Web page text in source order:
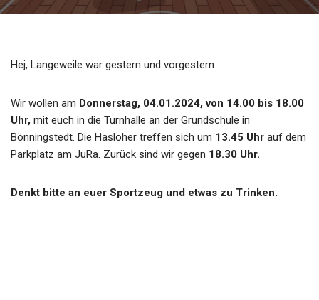
Hej, Langeweile war gestern und vorgestern.
Wir wollen am Donnerstag, 04.01.2024, von 14.00 bis 18.00
Uhr, mit euch in die Turnhalle an der Grundschule in
Bönningstedt. Die Hasloher treffen sich um 13.45 Uhr auf dem
Parkplatz am JuRa. Zurück sind wir gegen 18.30 Uhr.
Denkt bitte an euer Sportzeug und etwas zu Trinken.